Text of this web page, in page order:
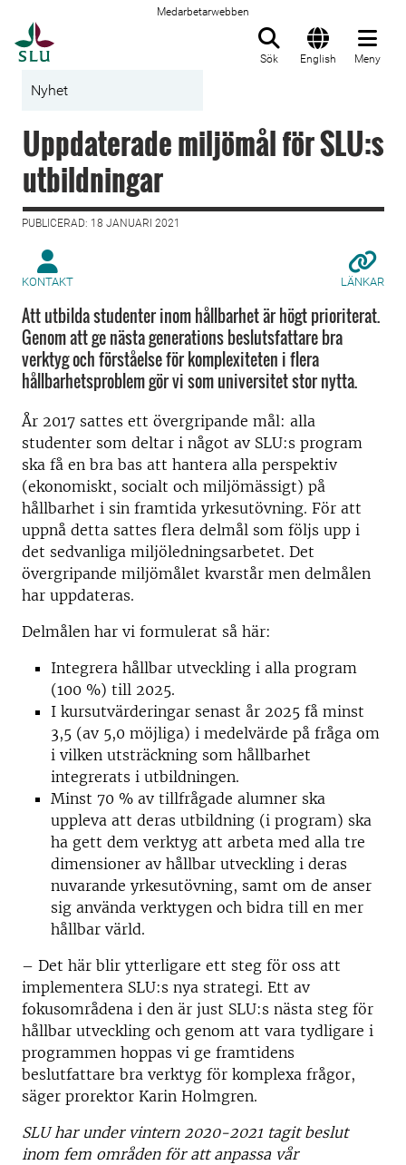
Medarbetarwebben
Sök English Meny
Nyhet
Uppdaterade miljömål för SLU:s
utbildningar
PUBLICERAD: 18 JANUARI 2021
KONTAKT LÄNKAR
Att utbilda studenter inom hållbarhet är högt prioriterat.
Genom att ge nästa generations beslutsfattare bra
verktyg och förståelse för komplexiteten i flera
hållbarhetsproblem gör vi som universitet stor nytta.
År 2017 sattes ett övergripande mål: alla
studenter som deltar i något av SLU:s program
ska få en bra bas att hantera alla perspektiv
(ekonomiskt, socialt och miljömässigt) på
hållbarhet i sin framtida yrkesutövning. För att
uppnå detta sattes flera delmål som följs upp i
det sedvanliga miljöledningsarbetet. Det
övergripande miljömålet kvarstår men delmålen
har uppdateras.
Delmålen har vi formulerat så här:
Integrera hållbar utveckling i alla program
(100 %) till 2025.
I kursutvärderingar senast år 2025 få minst
3,5 (av 5,0 möjliga) i medelvärde på fråga om
i vilken utsträckning som hållbarhet
integrerats i utbildningen.
Minst 70 % av tillfrågade alumner ska
uppleva att deras utbildning (i program) ska
ha gett dem verktyg att arbeta med alla tre
dimensioner av hållbar utveckling i deras
nuvarande yrkesutövning, samt om de anser
sig använda verktygen och bidra till en mer
hållbar värld.
– Det här blir ytterligare ett steg för oss att
implementera SLU:s nya strategi. Ett av
fokusområdena i den är just SLU:s nästa steg för
hållbar utveckling och genom att vara tydligare i
programmen hoppas vi ge framtidens
beslutfattare bra verktyg för komplexa frågor,
säger prorektor Karin Holmgren.
SLU har under vintern 2020-2021 tagit beslut
inom fem områden för att anpassa vår